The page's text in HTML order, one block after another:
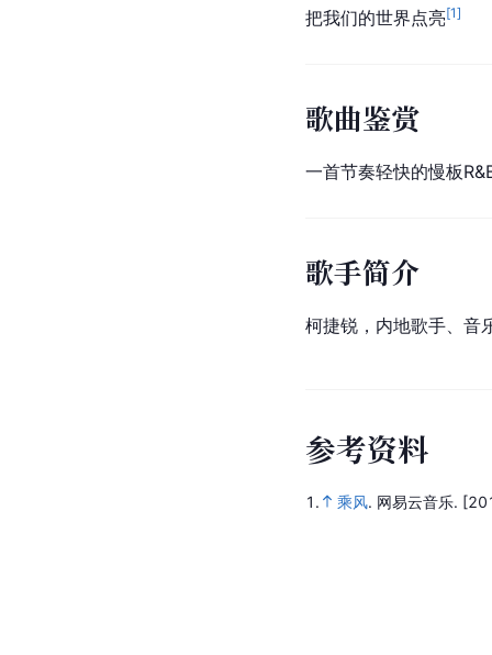
把我们的世界点亮[1]
歌曲鉴赏
一首节奏轻快的慢板
歌手简介
柯捷锐，内地歌手、音
参考资料
1. 乘风. 网易云音乐.